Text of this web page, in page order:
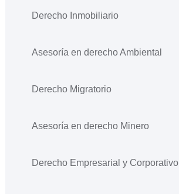
Derecho Inmobiliario
Asesoría en derecho Ambiental
Derecho Migratorio
Asesoría en derecho Minero
Derecho Empresarial y Corporativo